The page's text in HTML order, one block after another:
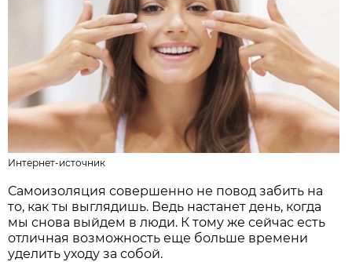
Интернет-источник
Самоизоляция совершенно не повод забить на
то, как ты выглядишь. Ведь настанет день, когда
мы снова выйдем в люди. К тому же сейчас есть
отличная возможность еще больше времени
уделить уходу за собой.